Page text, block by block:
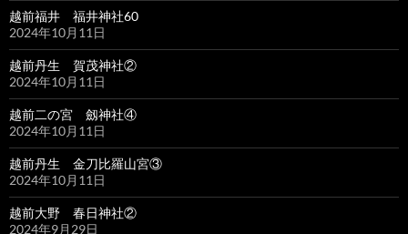
越前福井 福井神社60
2024年10月11日
越前丹生 賀茂神社②
2024年10月11日
越前二の宮 劔神社④
2024年10月11日
越前丹生 金刀比羅山宮③
2024年10月11日
越前大野 春日神社②
2024年9月29日